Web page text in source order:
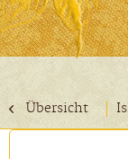
Übersicht